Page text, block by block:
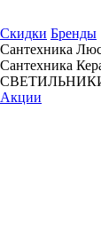
Скидки Бренды
Сантехника
Сантехника
Акции